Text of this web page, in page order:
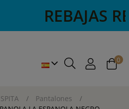
REBAJAS
0
Pantalones